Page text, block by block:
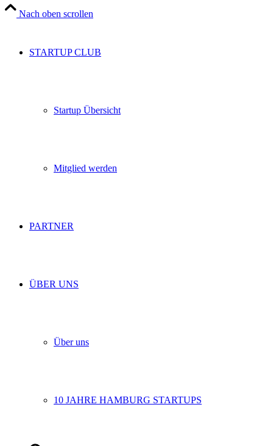
STARTUP CLUB
Startup Übersicht
Mitglied werden
PARTNER
ÜBER UNS
Über uns
10 JAHRE HAMBURG STARTUPS
Nach oben scrollen